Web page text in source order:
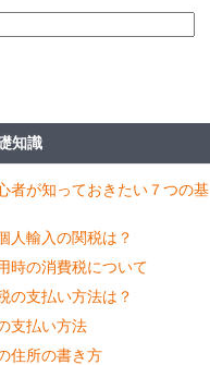
知識
者が知っておきたい７つの基
人輸入の関税は？
時の消費税について
の支払い方法は？
支払い方法
住所の書き方